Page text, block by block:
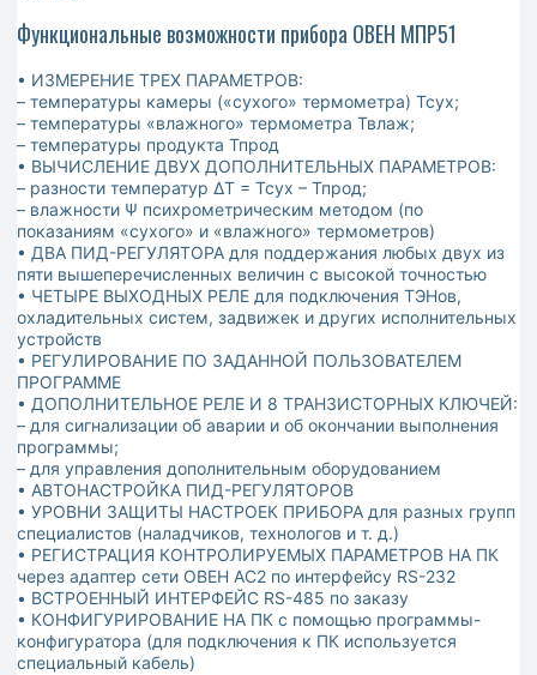
Функциональные возможности прибора ОВЕН МПР51
• ИЗМЕРЕНИЕ ТРЕХ ПАРАМЕТРОВ:
– температуры камеры («сухого» термометра) Тсух;
– температуры «влажного» термометра Твлаж;
– температуры продукта Тпрод
• ВЫЧИСЛЕНИЕ ДВУХ ДОПОЛНИТЕЛЬНЫХ ПАРАМЕТРОВ:
– разности температур ΔТ = Тсух – Тпрод;
– влажности Ψ психрометрическим методом (по
показаниям «сухого» и «влажного» термометров)
• ДВА ПИД-РЕГУЛЯТОРА для поддержания любых двух из
пяти вышеперечисленных величин с высокой точностью
• ЧЕТЫРЕ ВЫХОДНЫХ РЕЛЕ для подключения ТЭНов,
охладительных систем, задвижек и других исполнительных
устройств
• РЕГУЛИРОВАНИЕ ПО ЗАДАННОЙ ПОЛЬЗОВАТЕЛЕМ
ПРОГРАММЕ
• ДОПОЛНИТЕЛЬНОЕ РЕЛЕ И 8 ТРАНЗИСТОРНЫХ КЛЮЧЕЙ:
– для сигнализации об аварии и об окончании выполнения
программы;
– для управления дополнительным оборудованием
• АВТОНАСТРОЙКА ПИД-РЕГУЛЯТОРОВ
• УРОВНИ ЗАЩИТЫ НАСТРОЕК ПРИБОРА для разных групп
специалистов (наладчиков, технологов и т. д.)
• РЕГИСТРАЦИЯ КОНТРОЛИРУЕМЫХ ПАРАМЕТРОВ НА ПК
через адаптер сети ОВЕН АС2 по интерфейсу RS-232
• ВСТРОЕННЫЙ ИНТЕРФЕЙС RS-485 по заказу
• КОНФИГУРИРОВАНИЕ НА ПК с помощью программы-
конфигуратора (для подключения к ПК используется
специальный кабель)